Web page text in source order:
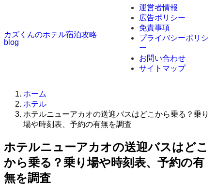
カズくんのホテル宿泊攻略
blog
運営者情報
広告ポリシー
免責事項
プライバシーポリシ
ー
お問い合わせ
サイトマップ
ホーム
ホテル
ホテルニューアカオの送迎バスはどこから乗る？乗り
場や時刻表、予約の有無を調査
ホテルニューアカオの送迎バスはどこ
から乗る？乗り場や時刻表、予約の有
無を調査